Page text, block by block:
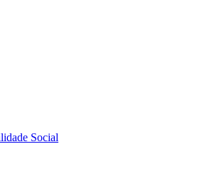
Social